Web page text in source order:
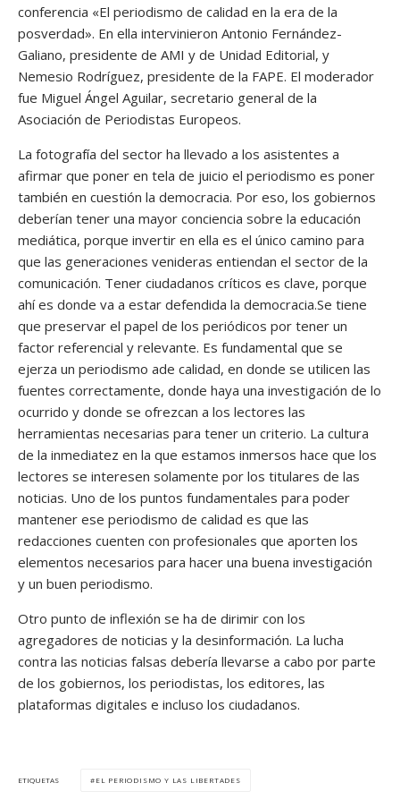
conferencia «El periodismo de calidad en la era de la
posverdad». En ella intervinieron Antonio Fernández-
Galiano, presidente de AMI y de Unidad Editorial, y
Nemesio Rodríguez, presidente de la FAPE. El moderador
fue Miguel Ángel Aguilar, secretario general de la
Asociación de Periodistas Europeos.
La fotografía del sector ha llevado a los asistentes a
afirmar que poner en tela de juicio el periodismo es poner
también en cuestión la democracia. Por eso, los gobiernos
deberían tener una mayor conciencia sobre la educación
mediática, porque invertir en ella es el único camino para
que las generaciones venideras entiendan el sector de la
comunicación. Tener ciudadanos críticos es clave, porque
ahí es donde va a estar defendida la democracia.Se tiene
que preservar el papel de los periódicos por tener un
factor referencial y relevante. Es fundamental que se
ejerza un periodismo ade calidad, en donde se utilicen las
fuentes correctamente, donde haya una investigación de lo
ocurrido y donde se ofrezcan a los lectores las
herramientas necesarias para tener un criterio. La cultura
de la inmediatez en la que estamos inmersos hace que los
lectores se interesen solamente por los titulares de las
noticias. Uno de los puntos fundamentales para poder
mantener ese periodismo de calidad es que las
redacciones cuenten con profesionales que aporten los
elementos necesarios para hacer una buena investigación
y un buen periodismo.
Otro punto de inflexión se ha de dirimir con los
agregadores de noticias y la desinformación. La lucha
contra las noticias falsas debería llevarse a cabo por parte
de los gobiernos, los periodistas, los editores, las
plataformas digitales e incluso los ciudadanos.
ETIQUETAS EL PERIODISMO Y LAS LIBERTADES